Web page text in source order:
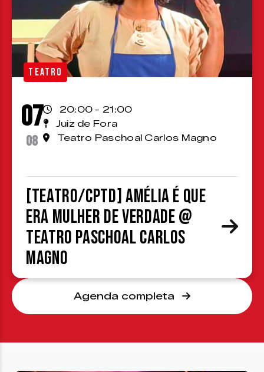
TEATRO
07
08
20:00 - 21:00
Juiz de Fora
Teatro Paschoal Carlos Magno
[TEATRO/CPTD] Amélia é que
era mulher de verdade @
Teatro Paschoal Carlos
Magno
Agenda completa